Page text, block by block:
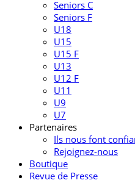
Seniors C
Seniors F
U18
U15
U15 F
U13
U12 F
U11
U9
U7
Partenaires
Ils nous font
Rejoignez-nous
Boutique
Revue de Presse